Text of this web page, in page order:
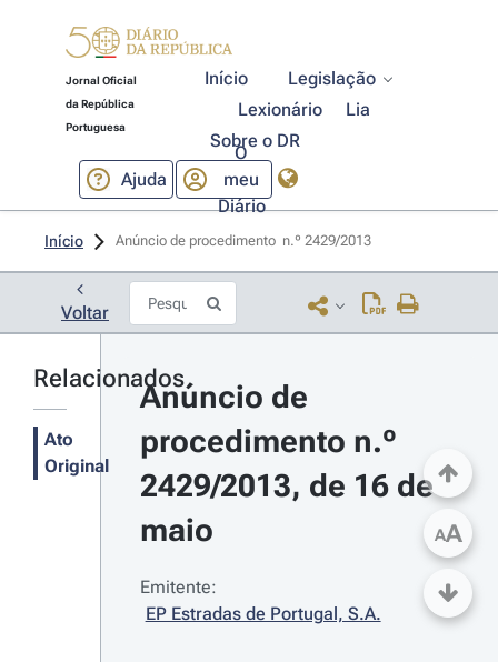
Jornal Oficial
da República
Portuguesa
Início
Legislação
Lexionário
Lia
Sobre o DR
Ajuda
O
meu
Diário
Início Anúncio de procedimento  n.º 2429/2013
Voltar
Relacionados
Ato
Original
Anúncio de
procedimento n.º
2429/2013, de 16 de
maio
Emitente:
EP Estradas de Portugal, S.A.
AA